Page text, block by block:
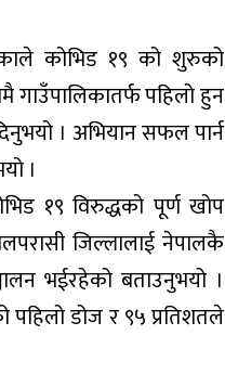
कोभिड १९ को शुरुको
गाउँपालिकातर्फ पहिलो हुन
। अभियान सफल पार्न
।
१९ विरुद्धको पूर्ण खोप
जिल्लालाई नेपालकै
भईरहेको बताउनुभयो ।
पहिलो डोज र ९५ प्रतिशतले